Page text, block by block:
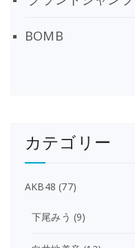
BOMB
カテゴリー
AKB48 (77)
下尾みう (9)